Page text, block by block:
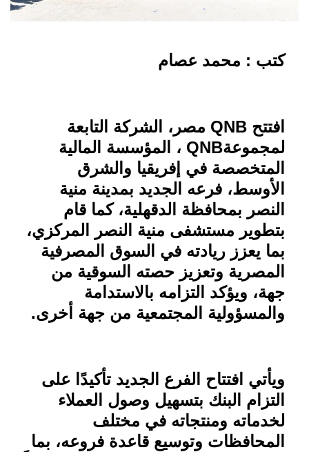
كتب : محمد عصام
افتتح QNB مصر، الشركة التابعة
لمجموعةQNB ، المؤسسة المالية
المتخصصة في إفريقيا والشرق
الأوسط، فرعه الجديد بمدينة منية
النصر بمحافظة الدقهلية، كما قام
بتطوير مستشفى منية النصر المركزي،
بما يعزز ريادته في السوق المصرفية
المصرية وتعزيز حصته السوقية من
جهة، ويؤكد التزامه بالاستدامة
والمسؤولية المجتمعية من جهة أخرى.
ويأتي افتتاح الفرع الجديد تأكيدًا على
التزام البنك بتسهيل وصول العملاء
لخدماته ومنتجاته في مختلف
المحافظات وتوسيع قاعدة فروعه، بما